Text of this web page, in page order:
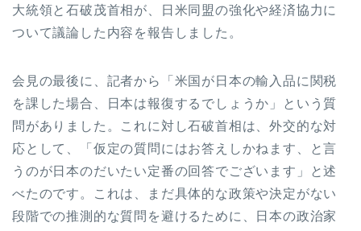
大統領と石破茂首相が、日米同盟の強化や経済協力に
ついて議論した内容を報告しました。
会見の最後に、記者から「米国が日本の輸入品に関税
を課した場合、日本は報復するでしょうか」という質
問がありました。これに対し石破首相は、外交的な対
応として、「仮定の質問にはお答えしかねます、と言
うのが日本のだいたい定番の回答でございます」と述
べたのです。これは、まだ具体的な政策や決定がない
段階での推測的な質問を避けるために、日本の政治家